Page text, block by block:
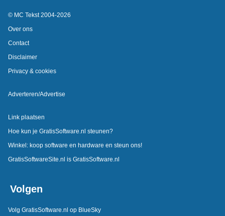
© MC Tekst 2004-2026
Over ons
Contact
Disclaimer
Privacy & cookies
Adverteren/Advertise
Link plaatsen
Hoe kun je GratisSoftware.nl steunen?
Winkel: koop software en hardware en steun ons!
GratisSoftwareSite.nl is GratisSoftware.nl
Volgen
Volg GratisSoftware.nl op BlueSky